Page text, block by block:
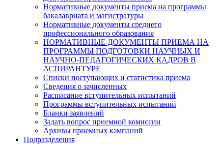
Нормативные документы приема на программы
бакалавриата и магистратуры
Нормативные документы среднего
профессионального образования
НОРМАТИВНЫЕ ДОКУМЕНТЫ ПРИЕМА НА
ПРОГРАММЫ ПОДГОТОВКИ НАУЧНЫХ И
НАУЧНО-ПЕДАГОГИЧЕСКИХ КАДРОВ В
АСПИРАНТУРЕ
Списки поступающих и статистика приема
Сведения о зачисленных
Расписание вступительных испытаний
Программы вступительных испытаний
Бланки заявлений
Задать вопрос приемной комиссии
Архивы приемных кампаний
Подразделения